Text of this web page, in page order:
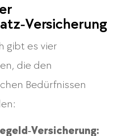
gibt es vier
die den
Bedürfnissen